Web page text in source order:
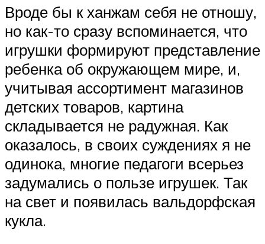
Вроде бы к ханжам себя не отношу,
но как-то сразу вспоминается, что
игрушки формируют представление
ребенка об окружающем мире, и,
учитывая ассортимент магазинов
детских товаров, картина
складывается не радужная. Как
оказалось, в своих суждениях я не
одинока, многие педагоги всерьез
задумались о пользе игрушек. Так
на свет и появилась вальдорфская
кукла.